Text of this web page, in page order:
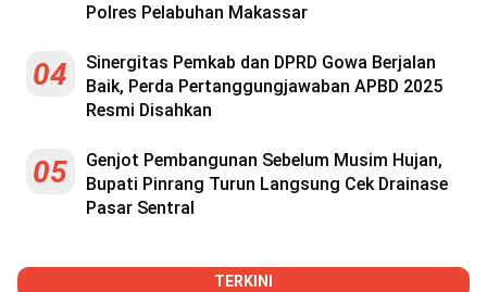
Polres Pelabuhan Makassar
04
Sinergitas Pemkab dan DPRD Gowa Berjalan
Baik, Perda Pertanggungjawaban APBD 2025
Resmi Disahkan
05
Genjot Pembangunan Sebelum Musim Hujan,
Bupati Pinrang Turun Langsung Cek Drainase
Pasar Sentral
TERKINI